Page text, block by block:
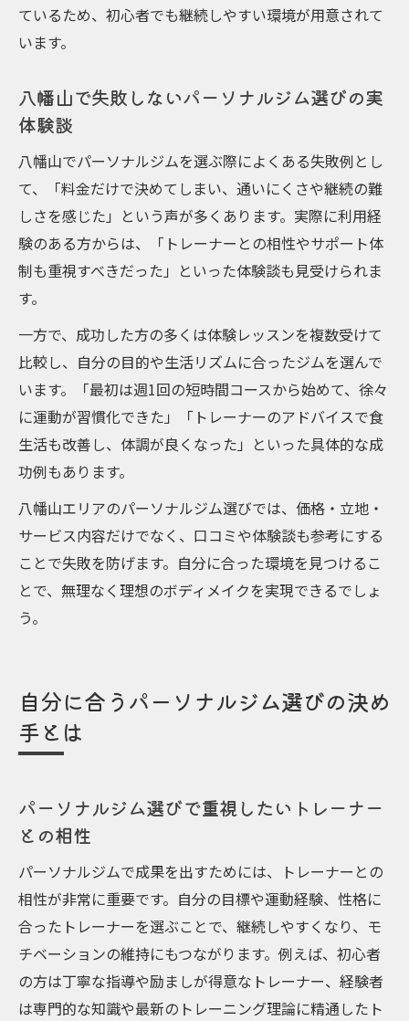
ているため、初心者でも継続しやすい環境が用意されて
います。
八幡山で失敗しないパーソナルジム選びの実
体験談
八幡山でパーソナルジムを選ぶ際によくある失敗例とし
て、「料金だけで決めてしまい、通いにくさや継続の難
しさを感じた」という声が多くあります。実際に利用経
験のある方からは、「トレーナーとの相性やサポート体
制も重視すべきだった」といった体験談も見受けられま
す。
一方で、成功した方の多くは体験レッスンを複数受けて
比較し、自分の目的や生活リズムに合ったジムを選んで
います。「最初は週1回の短時間コースから始めて、徐々
に運動が習慣化できた」「トレーナーのアドバイスで食
生活も改善し、体調が良くなった」といった具体的な成
功例もあります。
八幡山エリアのパーソナルジム選びでは、価格・立地・
サービス内容だけでなく、口コミや体験談も参考にする
ことで失敗を防げます。自分に合った環境を見つけるこ
とで、無理なく理想のボディメイクを実現できるでしょ
う。
自分に合うパーソナルジム選びの決め
手とは
パーソナルジム選びで重視したいトレーナー
との相性
パーソナルジムで成果を出すためには、トレーナーとの
相性が非常に重要です。自分の目標や運動経験、性格に
合ったトレーナーを選ぶことで、継続しやすくなり、モ
チベーションの維持にもつながります。例えば、初心者
の方は丁寧な指導や励ましが得意なトレーナー、経験者
は専門的な知識や最新のトレーニング理論に精通したト